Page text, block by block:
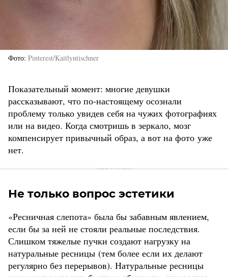
Фото Pinterest/Kaitlyntischner
Показательный момент: многие девушки
рассказывают, что по-настоящему осознали
проблему только увидев себя на чужих фотографиях
или на видео. Когда смотришь в зеркало, мозг
компенсирует привычный образ, а вот на фото уже
нет.
Не только вопрос эстетики
«Ресничная слепота» была бы забавным явлением,
если бы за ней не стояли реальные последствия.
Слишком тяжелые пучки создают нагрузку на
натуральные ресницы (тем более если их делают
регулярно без перерывов). Натуральные ресницы